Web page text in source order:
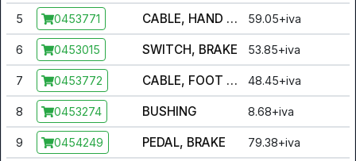
5 0453771 CABLE, HAND BRAKE, REAR 59.05+iva
6 0453015 SWITCH, BRAKE 53.85+iva
7 0453772 CABLE, FOOT BRAKE, REAR 48.45+iva
8 0453274 BUSHING 8.68+iva
9 0454249 PEDAL, BRAKE 79.38+iva